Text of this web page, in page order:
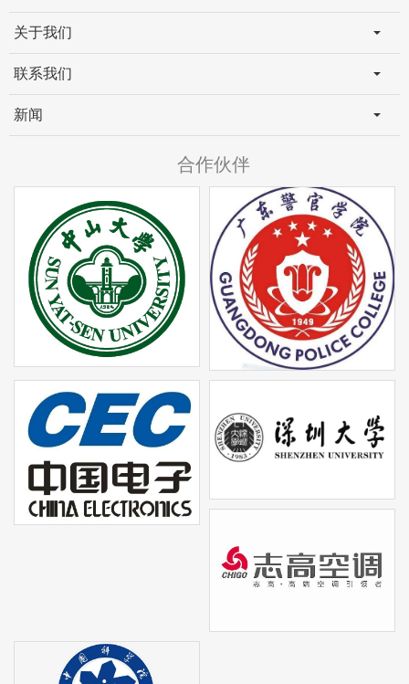
关于我们
联系我们
新闻
合作伙伴